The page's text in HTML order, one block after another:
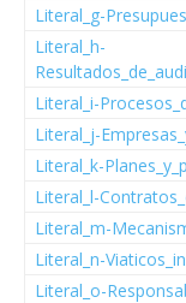
Literal_g-
Literal_h-
Literal_i-
Literal_j-
Literal_k-
Literal_l-
Literal_m-
Literal_n-
Literal_o-